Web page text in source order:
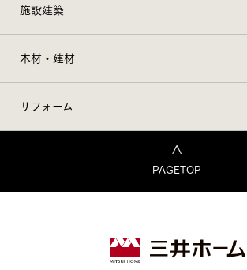
施設建築
木材・建材
リフォーム
PAGETOP